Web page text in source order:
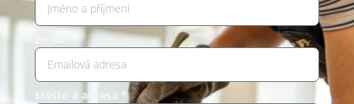
Město a adresa *